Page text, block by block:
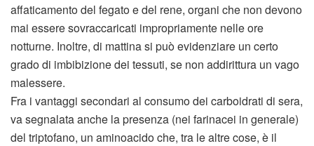
affaticamento del fegato e del rene, organi che non devono
mai essere sovraccaricati impropriamente nelle ore
notturne. Inoltre, di mattina si può evidenziare un certo
grado di imbibizione dei tessuti, se non addirittura un vago
malessere.
Fra i vantaggi secondari al consumo dei carboidrati di sera,
va segnalata anche la presenza (nei farinacei in generale)
del triptofano, un aminoacido che, tra le altre cose, è il